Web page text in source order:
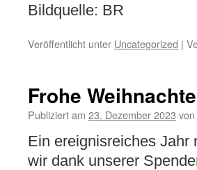
Bildquelle: BR
Veröffentlicht unter Uncategorized |
Frohe
Publiziert am 23. Dezember 2023 von
Ein ereignisreiches Jahr
wir dank unserer